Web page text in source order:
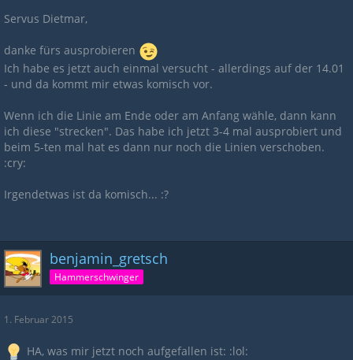
Servus Dietmar,
danke fürs ausprobieren
Ich habe es jetzt auch einmal versucht - allerdings auf der 14.01
- und da kommt mir etwas komisch vor.
Wenn ich die Linie am Ende oder am Anfang wähle, dann kann
ich diese "strecken". Das habe ich jetzt 3-4 mal ausprobiert und
beim 5-ten mal hat es dann nur noch die Linien verschoben.
:cry:
Irgendetwas ist da komisch... :?
benjamin_gretsch
Hammerschwinger
1. Februar 2015
HA, was mir jetzt noch aufgefallen ist: :lol: